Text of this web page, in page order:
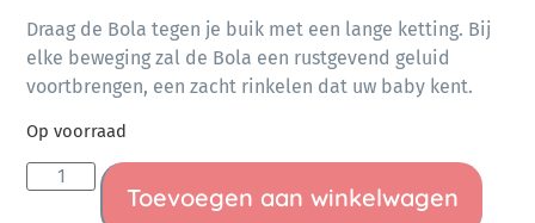
Draag de Bola tegen je buik met een lange ketting. Bij
elke beweging zal de Bola een rustgevend geluid
voortbrengen, een zacht rinkelen dat uw baby kent.
Op voorraad
Toevoegen aan winkelwagen